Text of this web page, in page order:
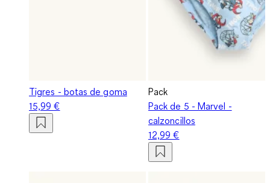
Tigres - botas de goma
15,99 €
Pack
Pack de 5 - Marvel -
calzoncillos
12,99 €